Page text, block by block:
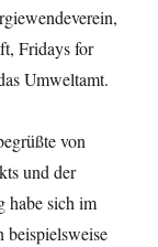
Fridays for
Umweltamt.
von
und der
habe sich im
beispielsweise